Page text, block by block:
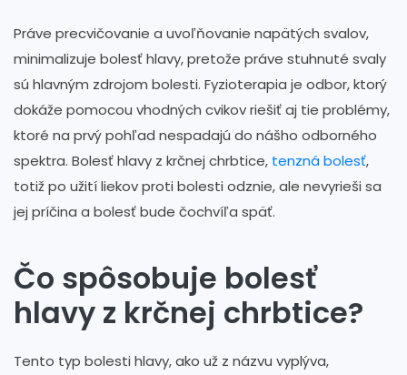
Práve precvičovanie a uvoľňovanie napätých svalov,
minimalizuje bolesť hlavy, pretože práve stuhnuté svaly
sú hlavným zdrojom bolesti. Fyzioterapia je odbor, ktorý
dokáže pomocou vhodných cvikov riešiť aj tie problémy,
ktoré na prvý pohľad nespadajú do nášho odborného
spektra. Bolesť hlavy z krčnej chrbtice, tenzná bolesť,
totiž po užití liekov proti bolesti odznie, ale nevyrieši sa
jej príčina a bolesť bude čochvíľa späť.
Čo spôsobuje bolesť
hlavy z krčnej chrbtice?
Tento typ bolesti hlavy, ako už z názvu vyplýva,